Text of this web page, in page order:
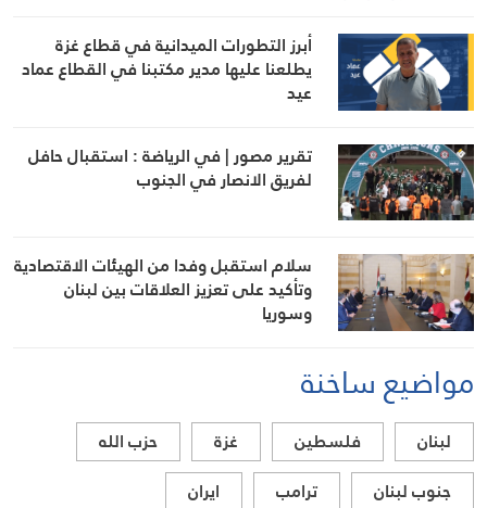
أبرز التطورات الميدانية في قطاع غزة
يطلعنا عليها مدير مكتبنا في القطاع عماد
عيد
تقرير مصور | في الرياضة : استقبال حافل
لفريق الانصار في الجنوب
سلام استقبل وفدا من الهيئات الاقتصادية
وتأكيد على تعزيز العلاقات بين لبنان
وسوريا
مواضيع ساخنة
لبنان فلسطين غزة
حزب الله
جنوب لبنان
ترامب
ايران